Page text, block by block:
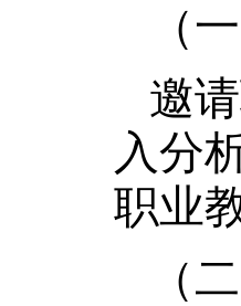
（
邀
入分
职业
（